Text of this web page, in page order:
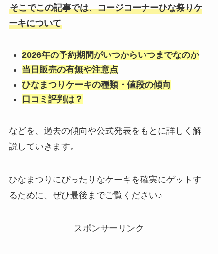
そこでこの記事では、コージコーナーひな祭りケ
ーキについて
2026年の予約期間がいつからいつまでなのか
当日販売の有無や注意点
ひなまつりケーキの種類・値段の傾向
口コミ評判は？
などを、過去の傾向や公式発表をもとに詳しく解
説していきます。
ひなまつりにぴったりなケーキを確実にゲットす
るために、ぜひ最後までご覧ください♪
スポンサーリンク